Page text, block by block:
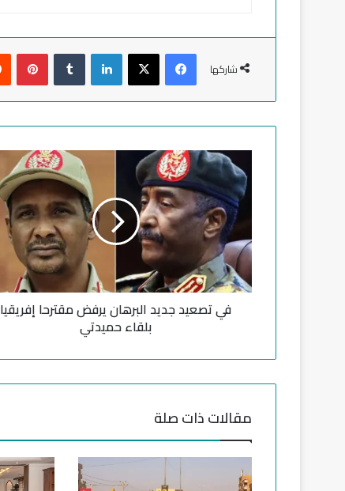
شاركها
فيسبوك لينكدإن بينتيريست
ي
ي
د
ج
د
ل
ر
ا
ن
ي
ر
في تصعيد جديد البرهان يرفض مقترحا إفريقيا
بلقاء حميدتي
مقالات ذات صلة